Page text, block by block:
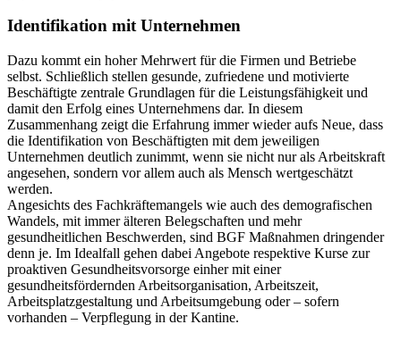
Identifikation mit Unternehmen
Dazu kommt ein hoher Mehrwert für die Firmen und Betriebe
selbst. Schließlich stellen gesunde, zufriedene und motivierte
Beschäftigte zentrale Grundlagen für die Leistungsfähigkeit und
damit den Erfolg eines Unternehmens dar. In diesem
Zusammenhang zeigt die Erfahrung immer wieder aufs Neue, dass
die Identifikation von Beschäftigten mit dem jeweiligen
Unternehmen deutlich zunimmt, wenn sie nicht nur als Arbeitskraft
angesehen, sondern vor allem auch als Mensch wertgeschätzt
werden.
Angesichts des Fachkräftemangels wie auch des demografischen
Wandels, mit immer älteren Belegschaften und mehr
gesundheitlichen Beschwerden, sind BGF Maßnahmen dringender
denn je. Im Idealfall gehen dabei Angebote respektive Kurse zur
proaktiven Gesundheitsvorsorge einher mit einer
gesundheitsfördernden Arbeitsorganisation, Arbeitszeit,
Arbeitsplatzgestaltung und Arbeitsumgebung oder – sofern
vorhanden – Verpflegung in der Kantine.